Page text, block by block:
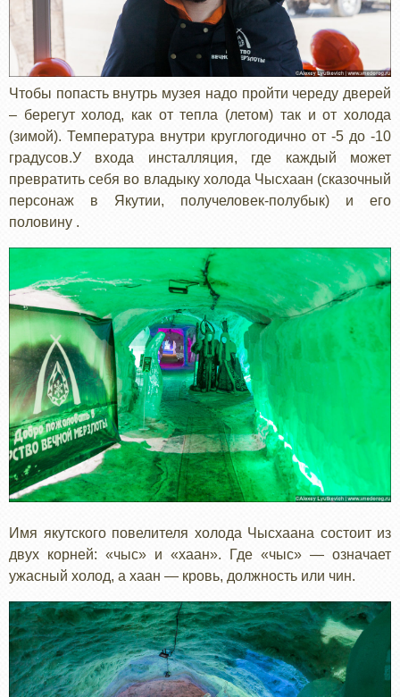
Чтобы попасть внутрь музея надо пройти череду дверей
– берегут холод, как от тепла (летом) так и от холода
(зимой). Температура внутри круглогодично от -5 до -10
градусов.У входа инсталляция, где каждый может
превратить себя во владыку холода Чысхаан (сказочный
персонаж в Якутии, получеловек-полубык) и его
половину .
Имя якутского повелителя холода Чысхаана состоит из
двух корней: «чыс» и «хаан». Где «чыс» — означает
ужасный холод, а хаан — кровь, должность или чин.